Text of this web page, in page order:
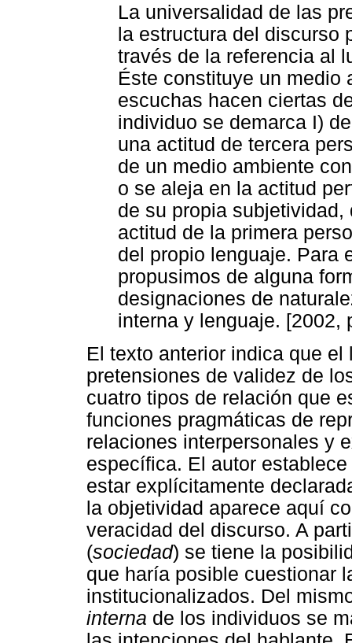
La universalidad de las
la estructura del discurso
través de la referencia al
Éste constituye un medio
escuchas hacen ciertas
individuo se demarca I)
una actitud de tercera
de un medio ambiente
o se aleja en la actitud
de su propia
actitud de la primera
del propio lenguaje. Para
propusimos de alguna
designaciones de
interna y lenguaje. [2002,
El texto anterior indica que
pretensiones de validez de
cuatro tipos de relación que
funciones pragmáticas de
relaciones interpersonales y
específica. El autor
estar explícitamente
la objetividad aparece aquí
veracidad del discurso. A
(sociedad) se tiene la
que haría posible cuestionar
institucionalizados. Del
interna de los individuos se